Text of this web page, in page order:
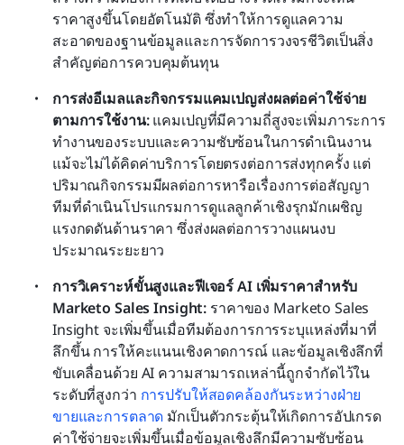
ราคาสูงขึ้นโดยอัตโนมัติ ซึ่งทำให้การดูแลความ
สะอาดของฐานข้อมูลและการจัดการวงจรชีวิตเป็นสิ่ง
สำคัญต่อการควบคุมต้นทุน
การส่งอีเมลและกิจกรรมแคมเปญส่งผลต่อค่าใช้จ่าย
ตามการใช้งาน: แคมเปญที่มีความถี่สูงจะเพิ่มภาระการ
ทำงานของระบบและความซับซ้อนในการดำเนินงาน
แม้จะไม่ได้คิดค่าบริการโดยตรงต่อการส่งทุกครั้ง แต่
ปริมาณกิจกรรมมีผลต่อการหารือเรื่องการต่อสัญญา
ทีมที่ดำเนินโปรแกรมการดูแลลูกค้าเชิงรุกมักเผชิญ
แรงกดดันด้านราคา ซึ่งส่งผลต่อการวางแผนงบ
ประมาณระยะยาว
การวิเคราะห์ขั้นสูงและฟีเจอร์ AI เพิ่มราคาสำหรับ
Marketo Sales Insight: ราคาของ Marketo Sales
Insight จะเพิ่มขึ้นเมื่อทีมต้องการการระบุแหล่งที่มาที่
ลึกขึ้น การให้คะแนนเชิงคาดการณ์ และข้อมูลเชิงลึกที่
ขับเคลื่อนด้วย AI ความสามารถเหล่านี้ถูกจำกัดไว้ใน
ระดับที่สูงกว่า การปรับให้สอดคล้องกันระหว่างฝ่าย
ขายและการตลาด มักเป็นตัวกระตุ้นให้เกิดการอัปเกรด
ค่าใช้จ่ายจะเพิ่มขึ้นเมื่อข้อมูลเชิงลึกมีความซับซ้อน